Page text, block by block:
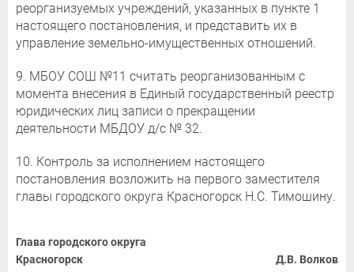
реорганизуемых учреждений, указанных в пункте 1
настоящего постановления, и представить их в
управление земельно-имущественных отношений.
9. МБОУ СОШ №11 считать реорганизованным с
момента внесения в Единый государственный реестр
юридических лиц записи о прекращении
деятельности МБДОУ д/с № 32.
10. Контроль за исполнением настоящего
постановления возложить на первого заместителя
главы городского округа Красногорск Н.С. Тимошину.
Глава городского округа
Красногорск
Д.В. Волков